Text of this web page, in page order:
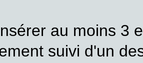
au moins 3
suivi d'un